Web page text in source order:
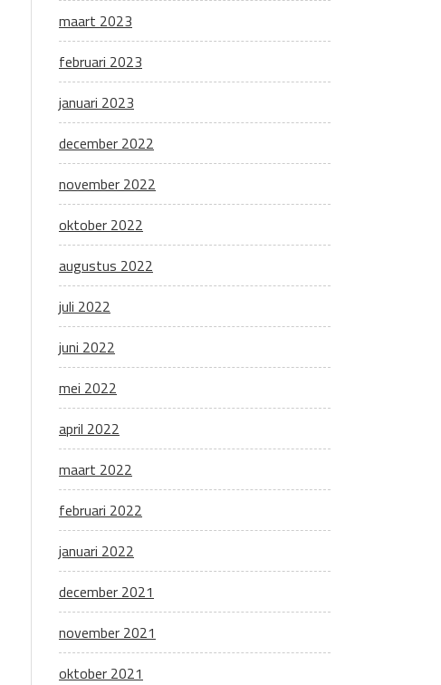
maart 2023
februari 2023
januari 2023
december 2022
november 2022
oktober 2022
augustus 2022
juli 2022
juni 2022
mei 2022
april 2022
maart 2022
februari 2022
januari 2022
december 2021
november 2021
oktober 2021